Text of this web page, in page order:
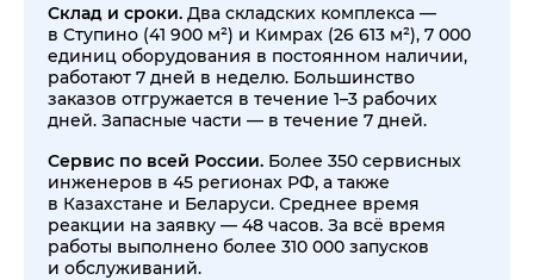
Склад и сроки. Два складских комплекса —
в Ступино (41 900 м²) и Кимрах (26 613 м²), 7 000
единиц оборудования в постоянном наличии,
работают 7 дней в неделю. Большинство
заказов отгружается в течение 1–3 рабочих
дней. Запасные части — в течение 7 дней.
Сервис по всей России. Более 350 сервисных
инженеров в 45 регионах РФ, а также
в Казахстане и Беларуси. Среднее время
реакции на заявку — 48 часов. За всё время
работы выполнено более 310 000 запусков
и обслуживаний.